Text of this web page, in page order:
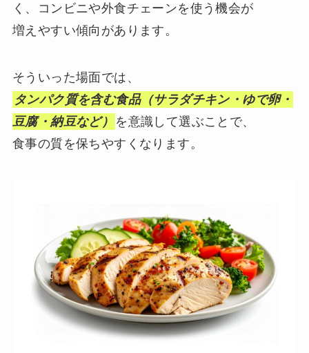
く、コンビニや外食チェーンを使う機会が
増えやすい傾向があります。
そういった場面では、
タンパク質を含む食品（サラダチキン・ゆで卵・
豆腐・納豆など）
を意識して選ぶことで、
食事の質を保ちやすくなります。